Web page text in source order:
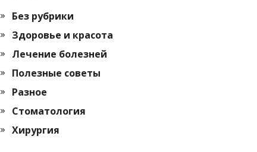
Без рубрики
Здоровье и красота
Лечение болезней
Полезные советы
Разное
Стоматология
Хирургия